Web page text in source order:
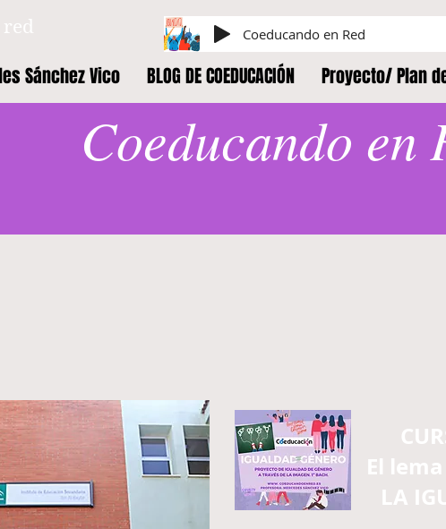
Sánchez Vico BLOG DE COEDUCACIÓN Proyecto/ Plan
Coeducando en Red
Coeducando en
El lema de
LA